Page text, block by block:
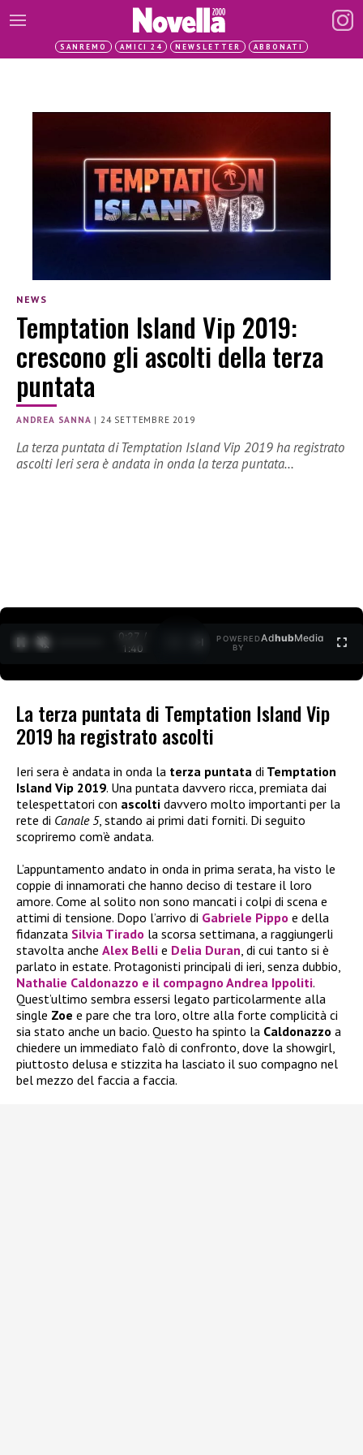
SANREMO AMICI 24 NEWSLETTER ABBONATI
NEWS
Temptation Island Vip 2019:
crescono gli ascolti della terza
puntata
ANDREA SANNA |24 SETTEMBRE 2019
La terza puntata di Temptation Island Vip 2019 ha registrato
ascolti Ieri sera è andata in onda la terza puntata…
0:27 /
1:40
POWERED
BY
AdhubMedia
La terza puntata di Temptation Island Vip
2019 ha registrato ascolti
Ieri sera è andata in onda la terza puntata di Temptation
Island Vip 2019. Una puntata davvero ricca, premiata dai
telespettatori con ascolti davvero molto importanti per la
rete di Canale 5, stando ai primi dati forniti. Di seguito
scopriremo com’è andata.
L’appuntamento andato in onda in prima serata, ha visto le
coppie di innamorati che hanno deciso di testare il loro
amore. Come al solito non sono mancati i colpi di scena e
attimi di tensione. Dopo l’arrivo di Gabriele Pippo e della
fidanzata Silvia Tirado la scorsa settimana, a raggiungerli
stavolta anche Alex Belli e Delia Duran, di cui tanto si è
parlato in estate. Protagonisti principali di ieri, senza dubbio,
Nathalie Caldonazzo e il compagno Andrea Ippoliti.
Quest’ultimo sembra essersi legato particolarmente alla
single Zoe e pare che tra loro, oltre alla forte complicità ci
sia stato anche un bacio. Questo ha spinto la Caldonazzo a
chiedere un immediato falò di confronto, dove la showgirl,
piuttosto delusa e stizzita ha lasciato il suo compagno nel
bel mezzo del faccia a faccia.